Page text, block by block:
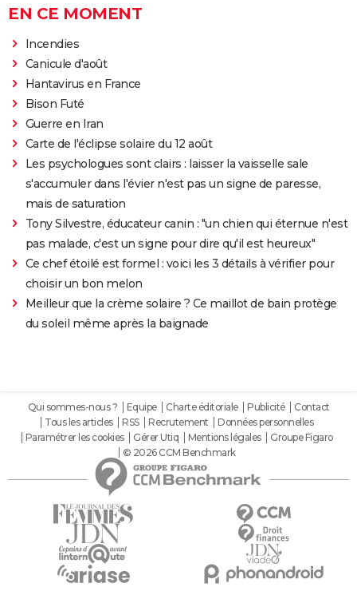
EN CE MOMENT
Incendies
Canicule d'août
Hantavirus en France
Bison Futé
Guerre en Iran
Carte de l'éclipse solaire du 12 août
Les psychologues sont clairs : laisser la vaisselle sale
s'accumuler dans l'évier n'est pas un signe de paresse,
mais de saturation
Tony Silvestre, éducateur canin : "un chien qui éternue n'est
pas malade, c'est un signe pour dire qu'il est heureux"
Ce chef étoilé est formel : voici les 3 détails à vérifier pour
choisir un bon melon
Meilleur que la crème solaire ? Ce maillot de bain protège
du soleil même après la baignade
Qui sommes-nous ? Equipe Charte éditoriale Publicité
Contact
Tous les articles
RSS Recrutement
Données personnelles
Paramétrer les cookies
Gérer Utiq Mentions légales
Groupe Figaro
© 2026 CCM Benchmark